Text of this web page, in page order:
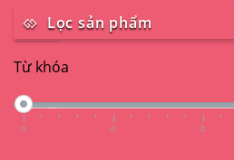
Lọc sản phẩm
Từ khóa
0 0 0